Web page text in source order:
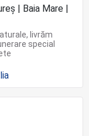
| Baia Mare |
livrăm
special